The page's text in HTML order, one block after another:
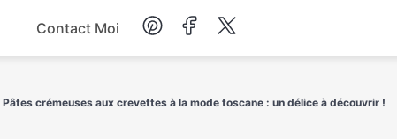
Contact Moi
Pâtes crémeuses aux crevettes à la mode toscane : un délice à découvrir !